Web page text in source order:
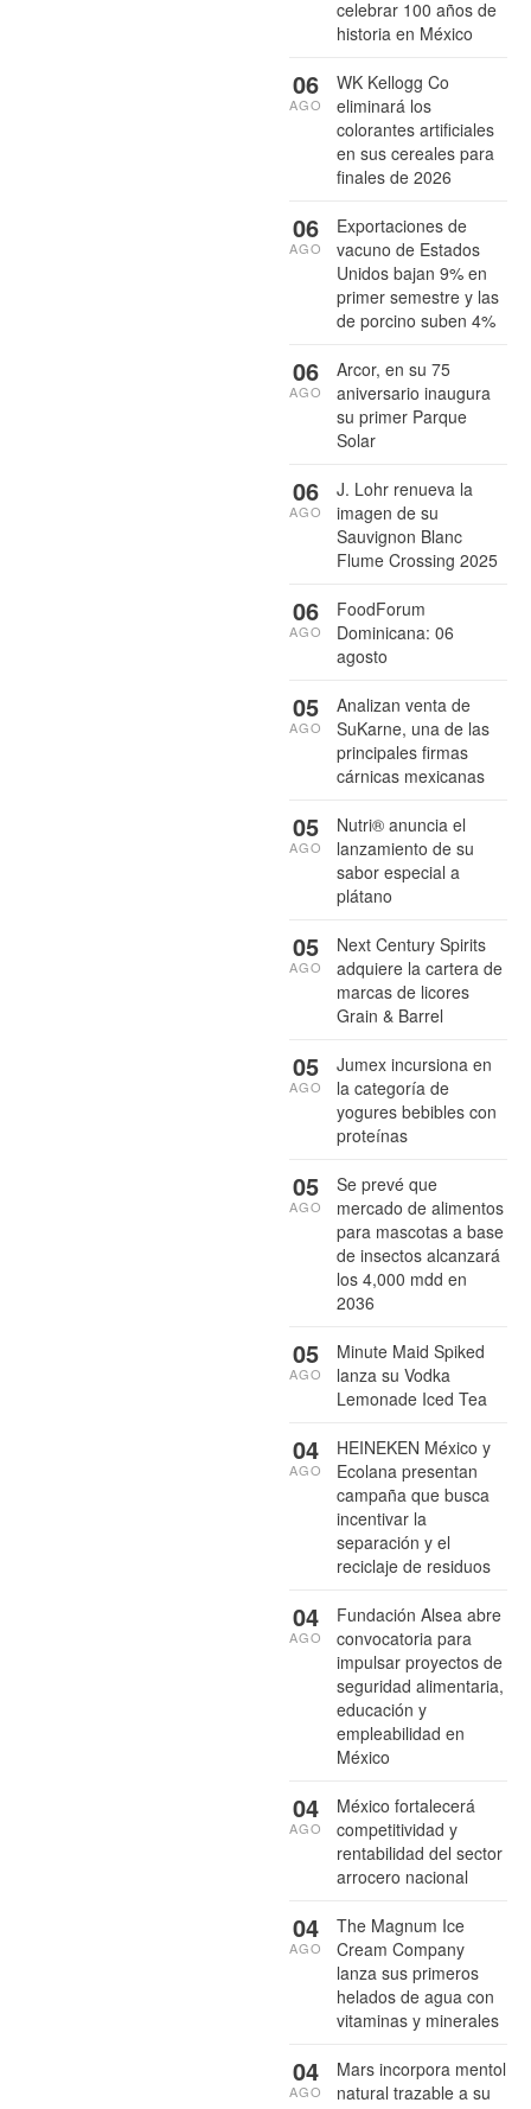
celebrar 100 años de
historia en México
WK Kellogg Co
eliminará los
colorantes artificiales
en sus cereales para
finales de 2026
06
AGO
Exportaciones de
vacuno de Estados
Unidos bajan 9% en
primer semestre y las
de porcino suben 4%
06
AGO
Arcor, en su 75
aniversario inaugura
su primer Parque
Solar
06
AGO
J. Lohr renueva la
imagen de su
Sauvignon Blanc
Flume Crossing 2025
06
AGO
FoodForum
Dominicana: 06
agosto
06
AGO
Analizan venta de
SuKarne, una de las
principales firmas
cárnicas mexicanas
05
AGO
Nutri® anuncia el
lanzamiento de su
sabor especial a
plátano
05
AGO
Next Century Spirits
adquiere la cartera de
marcas de licores
Grain & Barrel
05
AGO
Jumex incursiona en
la categoría de
yogures bebibles con
proteínas
05
AGO
Se prevé que
mercado de alimentos
para mascotas a base
de insectos alcanzará
los 4,000 mdd en
2036
05
AGO
Minute Maid Spiked
lanza su Vodka
Lemonade Iced Tea
05
AGO
HEINEKEN México y
Ecolana presentan
campaña que busca
incentivar la
separación y el
reciclaje de residuos
04
AGO
Fundación Alsea abre
convocatoria para
impulsar proyectos de
seguridad alimentaria,
educación y
empleabilidad en
México
04
AGO
México fortalecerá
competitividad y
rentabilidad del sector
arrocero nacional
04
AGO
The Magnum Ice
Cream Company
lanza sus primeros
helados de agua con
vitaminas y minerales
04
AGO
Mars incorpora mentol
natural trazable a su
04
AGO